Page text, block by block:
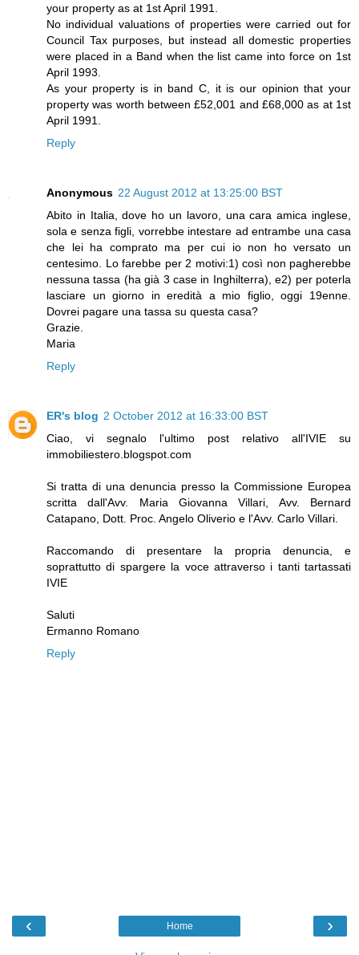
your property as at 1st April 1991.
No individual valuations of properties were carried out for
Council Tax purposes, but instead all domestic properties
were placed in a Band when the list came into force on 1st
April 1993.
As your property is in band C, it is our opinion that your
property was worth between £52,001 and £68,000 as at 1st
April 1991.
Reply
Anonymous 22 August 2012 at 13:25:00 BST
Abito in Italia, dove ho un lavoro, una cara amica inglese,
sola e senza figli, vorrebbe intestare ad entrambe una casa
che lei ha comprato ma per cui io non ho versato un
centesimo. Lo farebbe per 2 motivi:1) così non pagherebbe
nessuna tassa (ha già 3 case in Inghilterra), e2) per poterla
lasciare un giorno in eredità a mio figlio, oggi 19enne.
Dovrei pagare una tassa su questa casa?
Grazie.
Maria
Reply
ER's blog 2 October 2012 at 16:33:00 BST
Ciao, vi segnalo l'ultimo post relativo all'IVIE su
immobiliestero.blogspot.com
Si tratta di una denuncia presso la Commissione Europea
scritta dall'Avv. Maria Giovanna Villari, Avv. Bernard
Catapano, Dott. Proc. Angelo Oliverio e l'Avv. Carlo Villari.
Raccomando di presentare la propria denuncia, e
soprattutto di spargere la voce attraverso i tanti tartassati
IVIE
Saluti
Ermanno Romano
Reply
‹ ›
Home